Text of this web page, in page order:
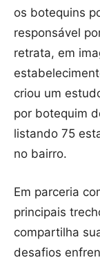
os botequins
responsável
retrata, em
criou um
por botequim
listando 75
no bairro.
Em parceria
principais
compartilha
desafios